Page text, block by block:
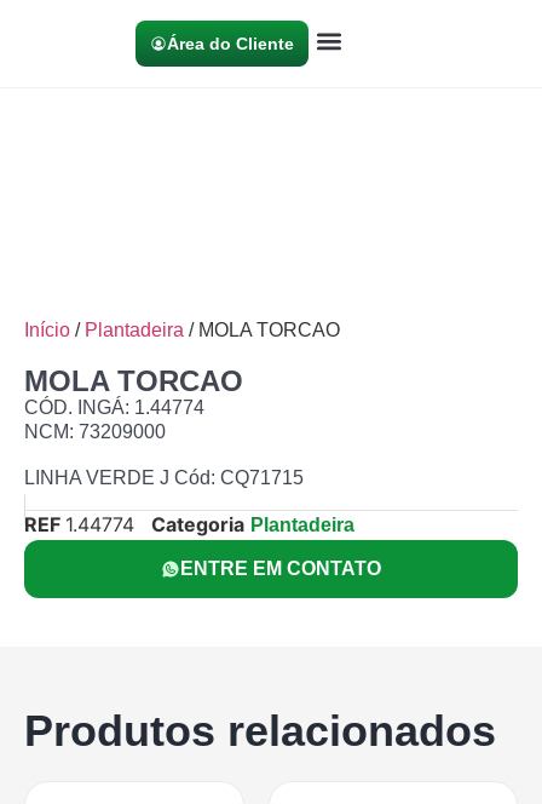
Área do Cliente
Início / Plantadeira / MOLA TORCAO
MOLA TORCAO
CÓD. INGÁ: 1.44774
NCM: 73209000
LINHA VERDE J Cód: CQ71715
REF 1.44774 Categoria Plantadeira
ENTRE EM CONTATO
Produtos relacionados